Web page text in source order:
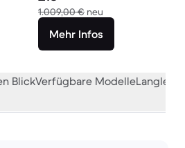
zum Neupreis von 909,00 €
1.009,00 € neu
Mehr Infos
BlickVerfügbare Modelle